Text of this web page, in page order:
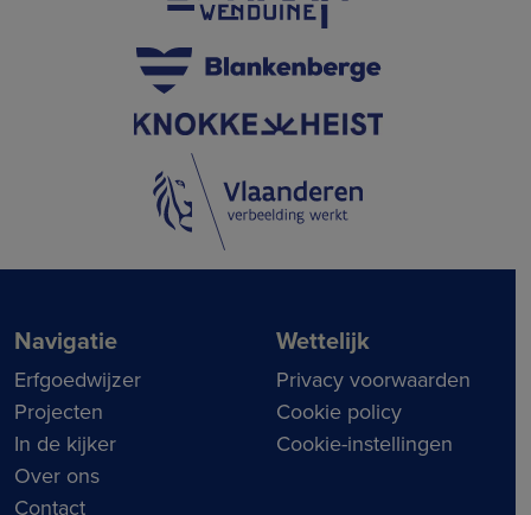
Navigatie
Erfgoedwijzer
Projecten
In de kijker
Over ons
Contact
Wettelijk
Privacy voorwaarden
Cookie policy
Cookie-instellingen